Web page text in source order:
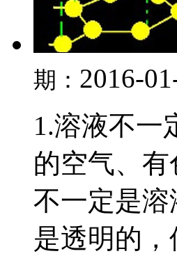
期： 2016-
1.溶液不一
的空气、
不一定是
是透明的